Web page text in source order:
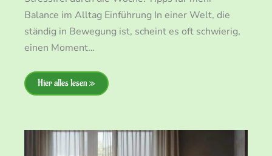
Balance im Alltag Einführung In einer Welt, die
ständig in Bewegung ist, scheint es oft schwierig,
einen Moment…
Hier alles lesen »